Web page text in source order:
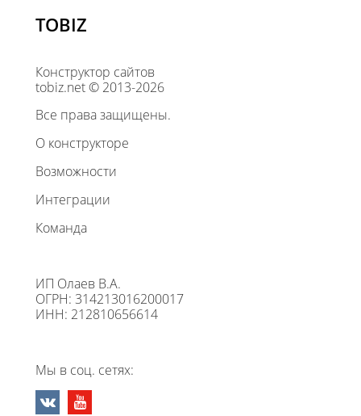
TOBIZ
Конструктор сайтов
tobiz.net © 2013-2026
Все права защищены.
О конструкторе
Возможности
Интеграции
Команда
ИП Олаев В.А.
ОГРН: 314213016200017
ИНН: 212810656614
Мы в соц. сетях: